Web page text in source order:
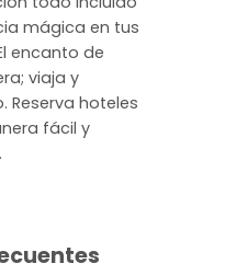
mágica en tus
encanto de
viaja y
Reserva hoteles
fácil y